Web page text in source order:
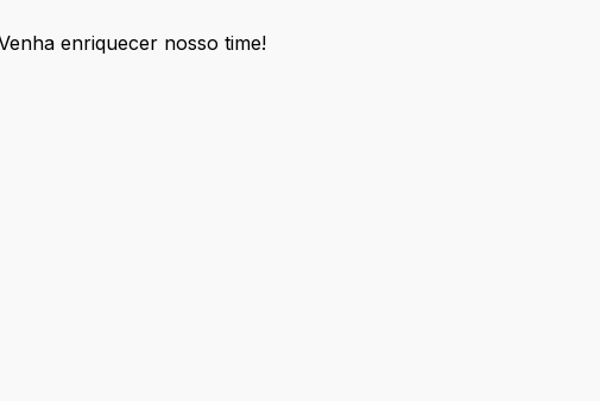
enriquecer nosso time!